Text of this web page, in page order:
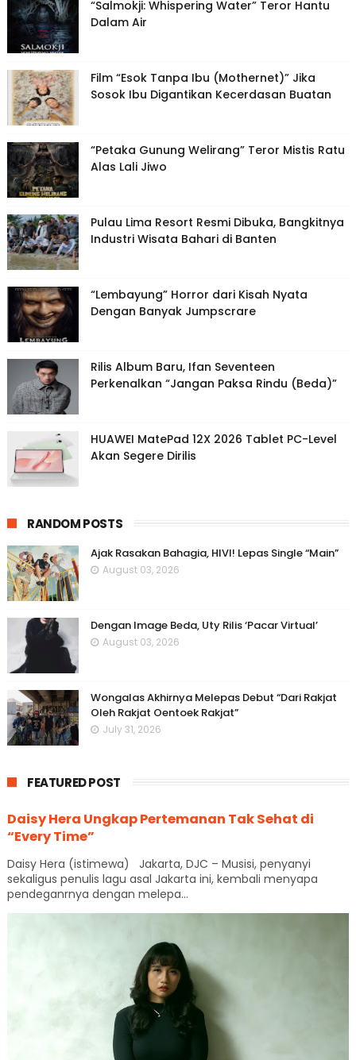
“Salmokji: Whispering Water” Teror Hantu
Dalam Air
Film “Esok Tanpa Ibu (Mothernet)” Jika
Sosok Ibu Digantikan Kecerdasan Buatan
“Petaka Gunung Welirang” Teror Mistis Ratu
Alas Lali Jiwo
Pulau Lima Resort Resmi Dibuka, Bangkitnya
Industri Wisata Bahari di Banten
“Lembayung” Horror dari Kisah Nyata
Dengan Banyak Jumpscrare
Rilis Album Baru, Ifan Seventeen
Perkenalkan “Jangan Paksa Rindu (Beda)”
HUAWEI MatePad 12X 2026 Tablet PC-Level
Akan Segere Dirilis
RANDOM POSTS
Ajak Rasakan Bahagia, HIVI! Lepas Single “Main”
August 03, 2026
Dengan Image Beda, Uty Rilis ‘Pacar Virtual’
August 03, 2026
Wongalas Akhirnya Melepas Debut “Dari Rakjat
Oleh Rakjat Oentoek Rakjat”
July 31, 2026
FEATURED POST
Daisy Hera Ungkap Pertemanan Tak Sehat di
“Every Time”
Daisy Hera (istimewa) Jakarta, DJC – Musisi, penyanyi
sekaligus penulis lagu asal Jakarta ini, kembali menyapa
pendeganrnya dengan melepa...